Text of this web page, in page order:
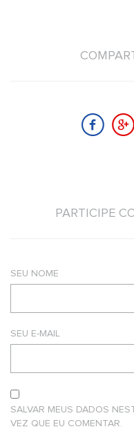
PARTICIPE
SEU NOME
SEU E-MAIL
SALVAR MEUS DADOS
VEZ QUE EU COMENTAR.